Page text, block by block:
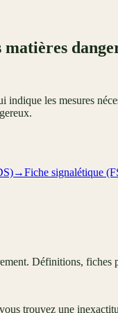
les mesures
→Fiche signalétique
Définitions, fiches
trouvez une